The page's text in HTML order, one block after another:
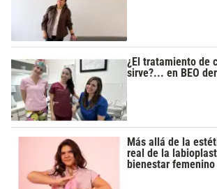
¿El tratamiento de
sirve?... en BEO
Más allá de la
real de la
bienestar femenino